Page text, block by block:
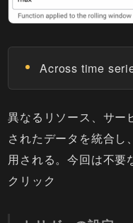
Across time
異なるリソース、サー
されたデータを統合し
用される。今回は不要
クリック